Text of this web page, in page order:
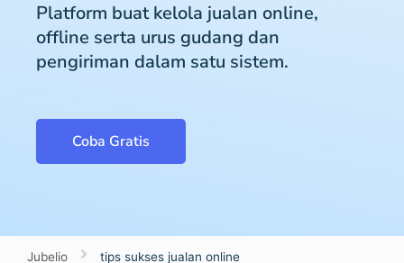
Platform buat kelola jualan online,
offline serta urus gudang dan
pengiriman dalam satu sistem.
Coba Gratis
Jubelio tips sukses jualan online